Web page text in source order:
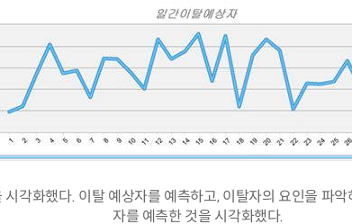
시각화했다. 이탈 예상자를 예측하고, 이탈자의 요인을 파
자를 예측한 것을 시각화했다.